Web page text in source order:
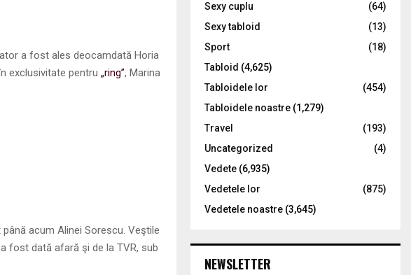
a fost ales deocamdată Horia
exclusivitate pentru „ring”, Marina
acum Alinei Sorescu. Veştile
fost dată afară şi de la TVR, sub
Sexy cuplu
(64)
Sexy tabloid
(13)
Sport
(18)
Tabloid (4,625)
Tabloidele lor
(454)
Tabloidele noastre (1,279)
Travel
(193)
Uncategorized
(4)
Vedete (6,935)
Vedetele lor
(875)
Vedetele noastre (3,645)
NEWSLETTER